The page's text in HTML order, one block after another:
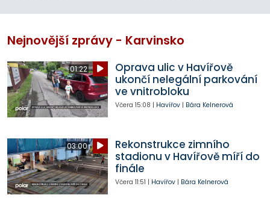
Nejnovější zprávy - Karvinsko
01:22
Oprava ulic v Havířově
ukončí nelegální parkování
ve vnitrobloku
Včera 15:08 | Havířov| Bára Kelnerová
03:00
Rekonstrukce zimního
stadionu v Havířově míří do
finále
Včera 11:51 | Havířov| Bára Kelnerová